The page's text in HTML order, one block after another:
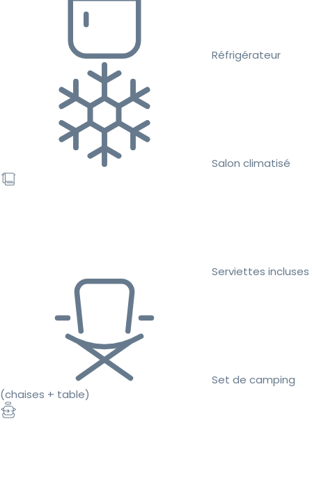
Réfrigérateur
Salon climatisé
Serviettes incluses
Set de camping
(chaises + table)